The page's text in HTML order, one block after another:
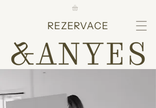
REZERVACE